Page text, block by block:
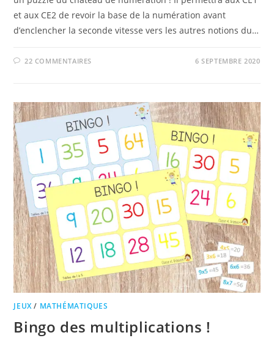
et aux CE2 de revoir la base de la numération avant
d’enclencher la seconde vitesse vers les autres notions du…
22 COMMENTAIRES 6 SEPTEMBRE 2020
JEUX/ MATHÉMATIQUES
Bingo des multiplications !